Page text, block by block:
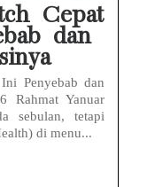
Cepat
dan
Penyebab dan
Rahmat Yanuar
sebulan, tetapi
di menu...